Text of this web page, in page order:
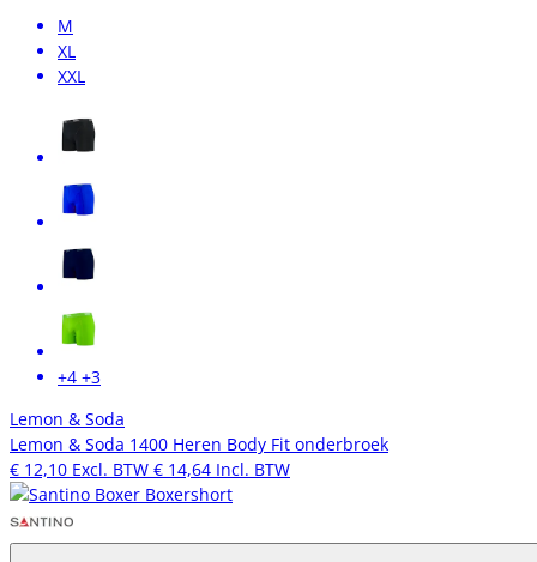
M
XL
XXL
+4 +3
Lemon & Soda
Lemon & Soda 1400 Heren Body Fit onderbroek
€ 12,10 Excl. BTW € 14,64 Incl. BTW